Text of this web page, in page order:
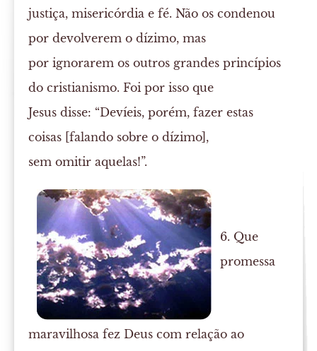
justiça, misericórdia e fé. Não os condenou
por devolverem o dízimo, mas
por ignorarem os outros grandes princípios
do cristianismo. Foi por isso que
Jesus disse: “Devíeis, porém, fazer estas
coisas [falando sobre o dízimo],
sem omitir aquelas!”.
6. Que
promessa
maravilhosa fez Deus com relação ao